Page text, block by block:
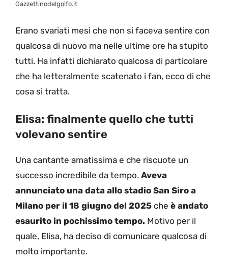
Gazzettinodelgolfo.it
Erano svariati mesi che non si faceva sentire con
qualcosa di nuovo ma nelle ultime ore ha stupito
tutti. Ha infatti dichiarato qualcosa di particolare
che ha letteralmente scatenato i fan, ecco di che
cosa si tratta.
Elisa: finalmente quello che tutti
volevano sentire
Una cantante amatissima e che riscuote un
successo incredibile da tempo. Aveva
annunciato una data allo stadio San Siro a
Milano per il 18 giugno del 2025 che è andato
esaurito in pochissimo tempo. Motivo per il
quale, Elisa, ha deciso di comunicare qualcosa di
molto importante.